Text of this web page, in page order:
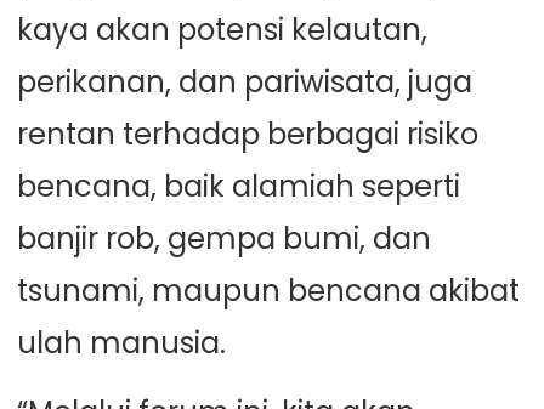
kaya akan potensi kelautan,
perikanan, dan pariwisata, juga
rentan terhadap berbagai risiko
bencana, baik alamiah seperti
banjir rob, gempa bumi, dan
tsunami, maupun bencana akibat
ulah manusia.